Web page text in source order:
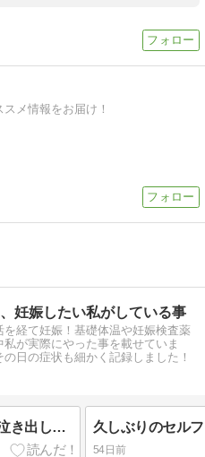
メ情報をお届け！
妊娠したい私がしている事
経て妊娠！基礎体温や妊娠検査薬
が実際にやった事を載せていま
日の症状も細かく記録しました！
「学校に行きたくない」突然泣き出した息子 久しぶりのセル
54日前